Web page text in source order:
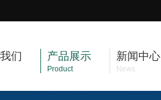
们 产品展示
Product
新闻中心
News